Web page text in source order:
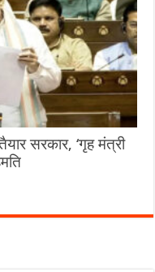
सरकार, ‘गृह मंत्री